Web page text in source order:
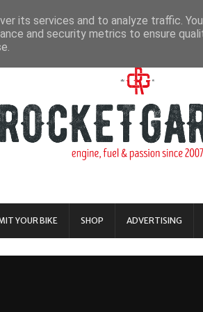
YOUR BIKE SHOP ADVERTISING
its services and to analyze traffic.
and security metrics to ensure